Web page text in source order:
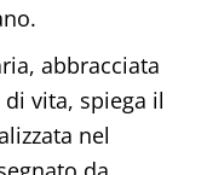
abbracciata
vita, spiega il
nel